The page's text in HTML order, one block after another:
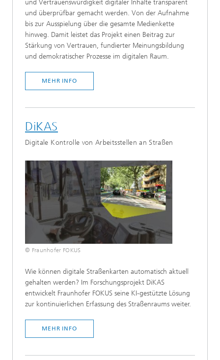
und Vertrauenswürdigkeit digitaler Inhalte transparent
und überprüfbar gemacht werden. Von der Aufnahme
bis zur Ausspielung über die gesamte Medienkette
hinweg. Damit leistet das Projekt einen Beitrag zur
Stärkung von Vertrauen, fundierter Meinungsbildung
und demokratischer Prozesse im digitalen Raum.
MEHR INFO
DiKAS
Digitale Kontrolle von Arbeitsstellen an Straßen
© Fraunhofer FOKUS
Wie können digitale Straßenkarten automatisch aktuell
gehalten werden? Im Forschungsprojekt DiKAS
entwickelt Fraunhofer FOKUS seine KI-gestützte Lösung
zur kontinuierlichen Erfassung des Straßenraums weiter.
MEHR INFO